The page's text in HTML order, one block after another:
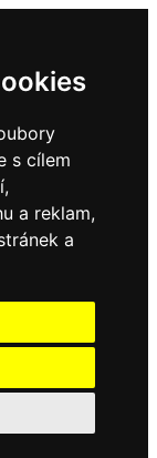
s cílem
a reklam,
a